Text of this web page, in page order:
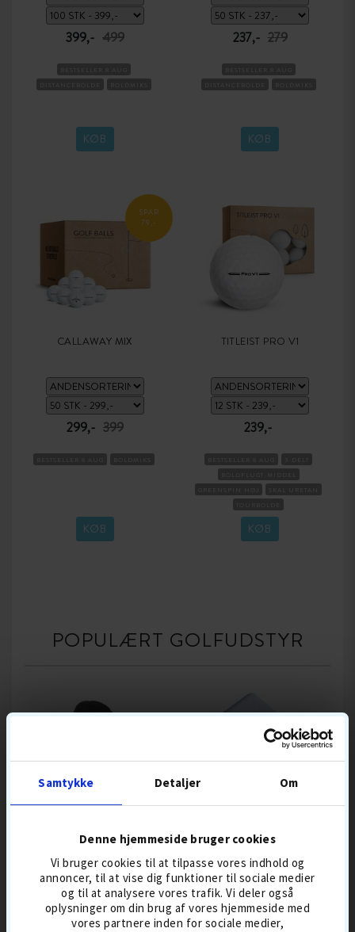
Samtykke Detaljer Om
Denne hjemmeside bruger cookies
Vi bruger cookies til at tilpasse vores indhold og
annoncer, til at vise dig funktioner til sociale medier
og til at analysere vores trafik. Vi deler også
oplysninger om din brug af vores hjemmeside med
vores partnere inden for sociale medier,
399,- 499
KØB
237,- 279
KØB
SPAR
79,-
CALLAWAY MIX
299,- 399
KØB
TITLEIST PRO V1
239,-
KOMPRESSION MEDIUM
KØB
POPULÆRT GOLFUDSTYR
CLUB CLEANER PRO
149,-
RENGØRING
3-IN-ONE RENSEBØRSTE
45,-
RENGØRING